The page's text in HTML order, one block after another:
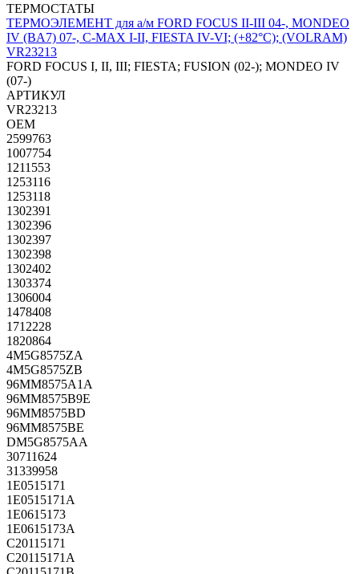
ТЕРМОСТАТЫ
ТЕРМОЭЛЕМЕНТ для а/м FORD FOCUS II-III 04-, MONDEO
IV (BA7) 07-, C-MAX I-II, FIESTA IV-VI; (+82°С); (VOLRAM)
VR23213
FORD FOCUS I, II, III; FIESTA; FUSION (02-); MONDEO IV
(07-)
АРТИКУЛ
VR23213
OEM
2599763
1007754
1211553
1253116
1253118
1302391
1302396
1302397
1302398
1302402
1303374
1306004
1478408
1712228
1820864
4M5G8575ZA
4M5G8575ZB
96MM8575A1A
96MM8575B9E
96MM8575BD
96MM8575BE
DM5G8575AA
30711624
31339958
1E0515171
1E0515171A
1E0615173
1E0615173A
C20115171
C20115171A